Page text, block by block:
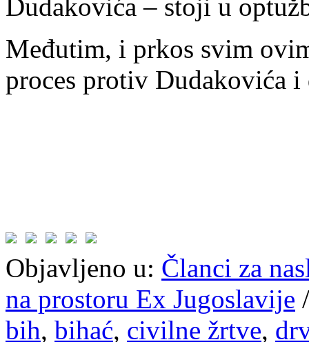
Dudakovića – stoji u
Međutim, i prkos svim
proces protiv Dudakovića i
Objavljeno u: Članci za
na prostoru Ex Jugoslavije
bih, bihać, civilne žrtve,